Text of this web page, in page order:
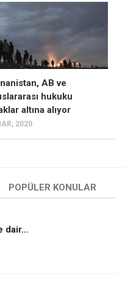
AB ve
hukuku
altına alıyor
2020
POPÜLER KONULAR
dair…